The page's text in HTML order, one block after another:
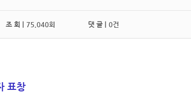
조 회 | 75,040회 댓 글 | 0건
표창